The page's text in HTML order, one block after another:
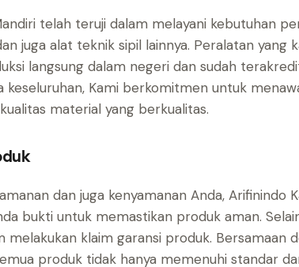
telah teruji dalam melayani kebutuhan
juga alat teknik sipil lainnya. Peralatan yang
langsung dalam negeri dan sudah
keseluruhan, Kami berkomitmen untuk
material yang berkualitas.
dan juga kenyamanan Anda, Arifinindo
bukti untuk memastikan produk aman.
melakukan klaim garansi produk. Bersamaan
produk tidak hanya memenuhi standar